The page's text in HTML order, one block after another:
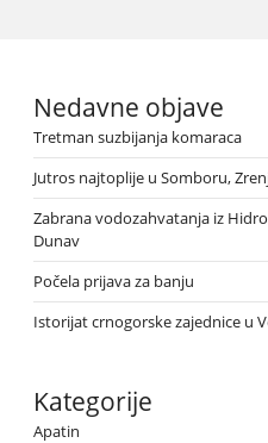
Nedavne objave
Tretman suzbijanja komaraca
Jutros najtoplije u Somboru,
Zabrana vodozahvatanja iz
Dunav
Počela prijava za banju
Istorijat crnogorske zajednice u
Kategorije
Apatin